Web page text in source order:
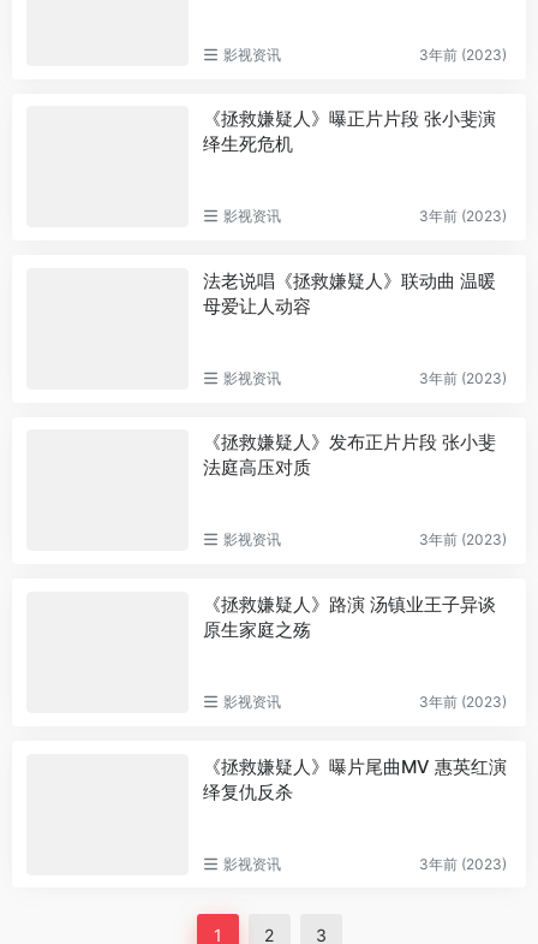
影视资讯 3年前 (2023)
《拯救嫌疑人》曝正片片段 张小斐演
绎生死危机
影视资讯 3年前 (2023)
法老说唱《拯救嫌疑人》联动曲 温暖
母爱让人动容
影视资讯 3年前 (2023)
《拯救嫌疑人》发布正片片段 张小斐
法庭高压对质
影视资讯 3年前 (2023)
《拯救嫌疑人》路演 汤镇业王子异谈
原生家庭之殇
影视资讯 3年前 (2023)
《拯救嫌疑人》曝片尾曲MV 惠英红演
绎复仇反杀
影视资讯 3年前 (2023)
1 2 3